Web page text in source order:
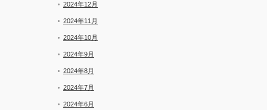
2024年12月
2024年11月
2024年10月
2024年9月
2024年8月
2024年7月
2024年6月